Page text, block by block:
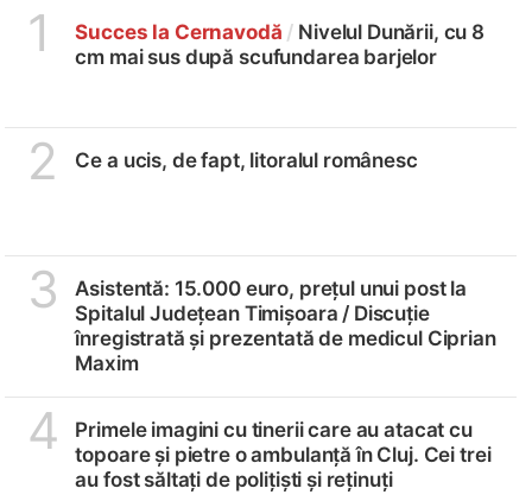
1 Succes la Cernavodă / Nivelul Dunării, cu 8
cm mai sus după scufundarea barjelor
2 Ce a ucis, de fapt, litoralul românesc
3
Asistentă: 15.000 euro, prețul unui post la
Spitalul Județean Timișoara / Discuție
înregistrată și prezentată de medicul Ciprian
Maxim
4
Primele imagini cu tinerii care au atacat cu
topoare și pietre o ambulanță în Cluj. Cei trei
au fost săltați de polițiști și reținuți